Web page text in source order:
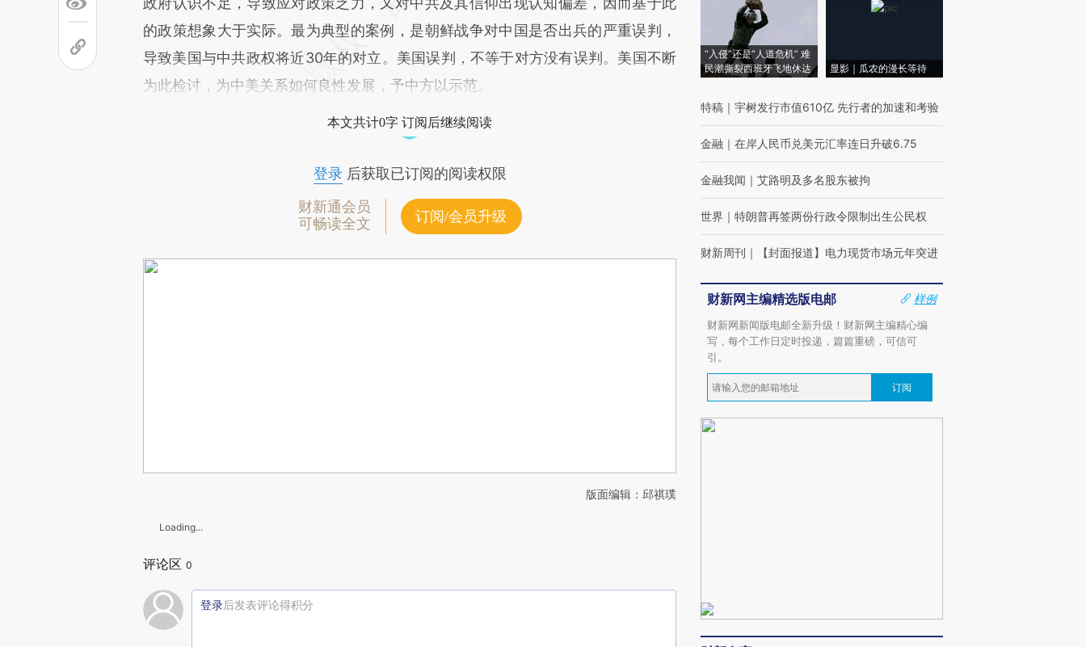
的政策想象大于实际。最为典型的案例，是朝鲜战争对中国是否出兵的严重误判，
导致美国与中共政权将近30年的对立。美国误判，不等于对方没有误判。美国不断
为此检讨，为中美关系如何良性发展，予中方以示范。
本文共计0字 订阅后继续阅读
登录后获取已订阅的阅读权限
财新通会员
可畅读全文
订阅/会员升级
版面编辑：邱祺璞
Loading...
评论区 0
登录后发表评论得积分
“入侵”还是“人道危机” 难
民潮撕裂西班牙飞地休达
显影｜瓜农的漫长等待
特稿 ｜ 宇树发行市值610亿 先行者的加速和考验
金融 ｜ 在岸人民币兑美元汇率连日升破6.75
金融我闻 ｜ 艾路明及多名股东被拘
世界 ｜ 特朗普再签两份行政令限制出生公民权
财新周刊 ｜ 【封面报道】电力现货市场元年突进
财新网主编精选版电邮
样例
财新网新闻版电邮全新升级！财新网主编精心编
写，每个工作日定时投递，篇篇重磅，可信可
引。
订阅